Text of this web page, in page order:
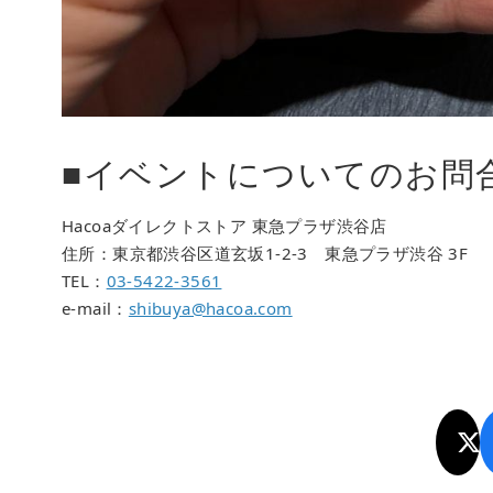
■イベントについてのお問
Hacoaダイレクトストア 東急プラザ渋谷店
住所：東京都渋谷区道玄坂1-2-3 東急プラザ渋谷 3F
TEL： 03-5422-3561
e-mail： shibuya@hacoa.com